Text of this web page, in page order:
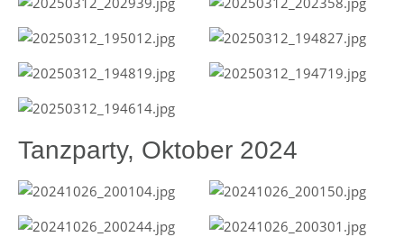
Tanzparty, Oktober 2024